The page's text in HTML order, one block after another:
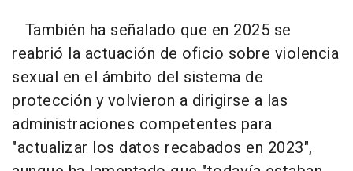
También ha señalado que en 2025 se
reabrió la actuación de oficio sobre violencia
sexual en el ámbito del sistema de
protección y volvieron a dirigirse a las
administraciones competentes para
"actualizar los datos recabados en 2023",